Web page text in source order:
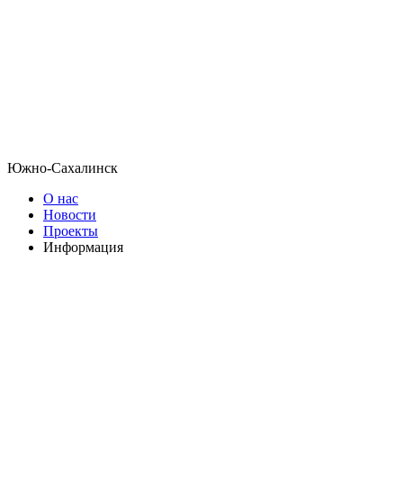
Южно-Сахалинск
О нас
Новости
Проекты
Информация